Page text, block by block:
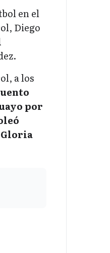
en el
Diego
a los
por
Gloria